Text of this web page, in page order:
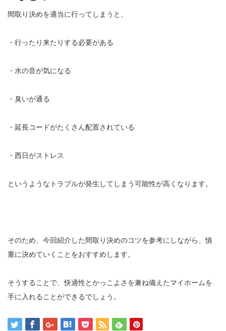
間取り決めを適当に行ってしまうと、
・行ったり来たりする必要がある
・水の音が気になる
・臭いが通る
・延長コードがたくさん配置されている
・西日がストレス
というようなトラブルが発生してしまう可能性が高くなります。
そのため、今回紹介した間取り決めのコツを参考にしながら、慎
重に決めていくことをおすすめします。
そうすることで、快適性とかっこよさを兼ね備えたマイホームを
手に入れることができるでしょう。